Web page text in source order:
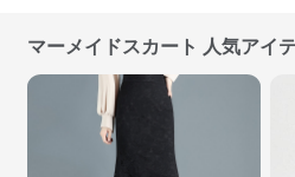
マーメイドスカート 人気アイ